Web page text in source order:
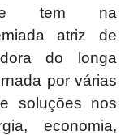
tem na
atriz de
do longa
por várias
soluções nos
economia,